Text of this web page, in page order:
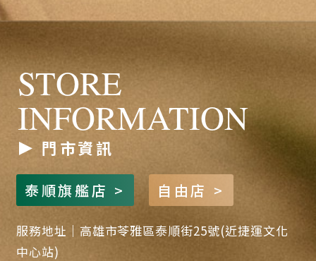
泰順旗艦店 >
STORE
INFORMATION
門市資訊
自由店 >
服務地址｜高雄市苓雅區泰順街25號(近捷運文化
中心站)